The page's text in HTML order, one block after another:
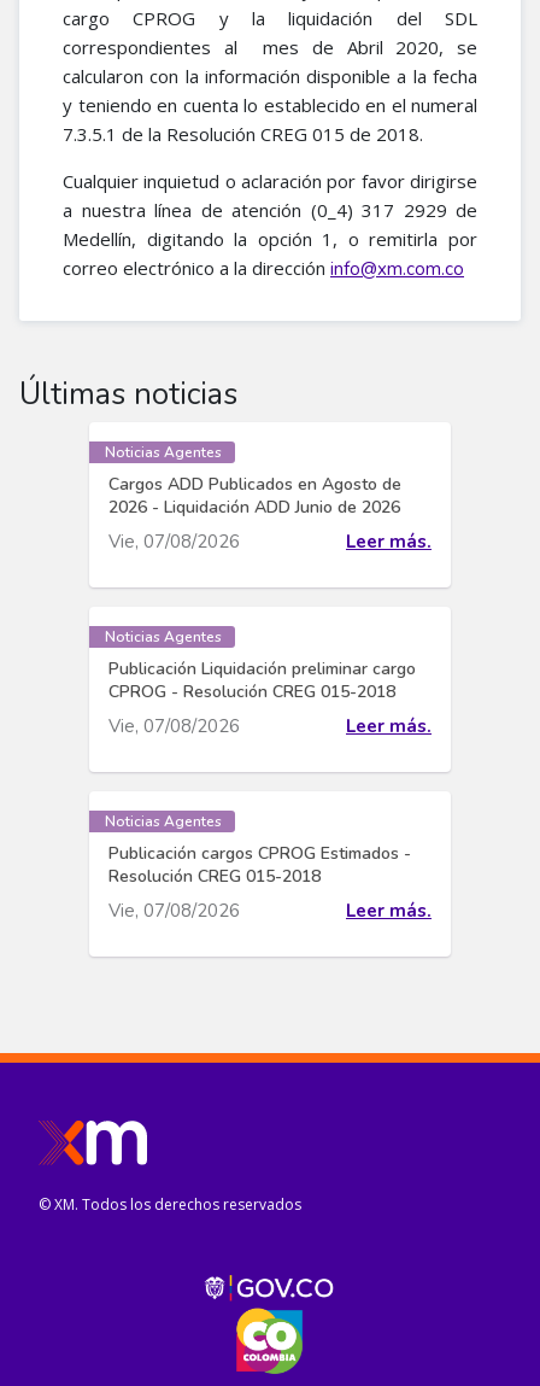
cargo CPROG y la liquidación del SDL
correspondientes al mes de Abril 2020, se
calcularon con la información disponible a la fecha
y teniendo en cuenta lo establecido en el numeral
7.3.5.1 de la Resolución CREG 015 de 2018.
Cualquier inquietud o aclaración por favor dirigirse
a nuestra línea de atención (0_4) 317 2929 de
Medellín, digitando la opción 1, o remitirla por
correo electrónico a la dirección info@xm.com.co
Últimas noticias
Noticias Agentes
Cargos ADD Publicados en Agosto de
2026 - Liquidación ADD Junio de 2026
Vie, 07/08/2026 Leer más.
Noticias Agentes
Publicación Liquidación preliminar cargo
CPROG - Resolución CREG 015-2018
Vie, 07/08/2026 Leer más.
Noticias Agentes
Publicación cargos CPROG Estimados -
Resolución CREG 015-2018
Vie, 07/08/2026 Leer más.
© XM. Todos los derechos reservados